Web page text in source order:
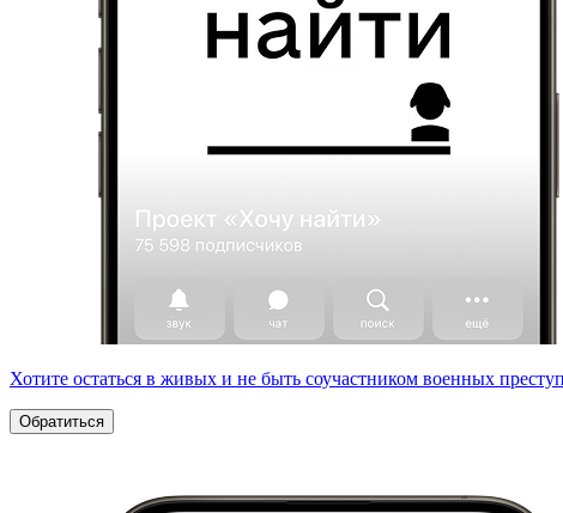
Хотите остаться в живых и не быть соучастником военных
Обратиться